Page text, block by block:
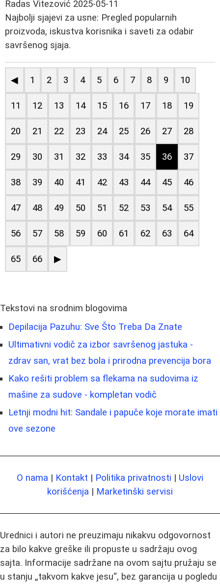
Radas Vitezović 2025-05-11
Najbolji sjajevi za usne: Pregled popularnih
proizvoda, iskustva korisnika i saveti za odabir
savršenog sjaja.
◀ 1 2 3 4 5 6 7 8 9 10
11 12 13 14 15 16 17 18 19
20 21 22 23 24 25 26 27 28
29 30 31 32 33 34 35 36 37
38 39 40 41 42 43 44 45 46
47 48 49 50 51 52 53 54 55
56 57 58 59 60 61 62 63 64
65 66 ▶
Tekstovi na srodnim blogovima
Depilacija Pazuhu: Sve Što Treba Da Znate
Ultimativni vodič za izbor savršenog jastuka -
zdrav san, vrat bez bola i prirodna prevencija bora
Kako rešiti problem sa flekama na sudovima iz
mašine za sudove - kompletan vodič
Letnji modni hit: Sandale i papuče koje morate imati
ove sezone
O nama | Kontakt | Politika privatnosti | Uslovi
korišćenja | Marketinški servisi
Urednici i autori ne preuzimaju nikakvu odgovornost
za bilo kakve greške ili propuste u sadržaju ovog
sajta. Informacije sadržane na ovom sajtu pružaju se
u stanju „takvom kakve jesu“, bez garancija u pogledu